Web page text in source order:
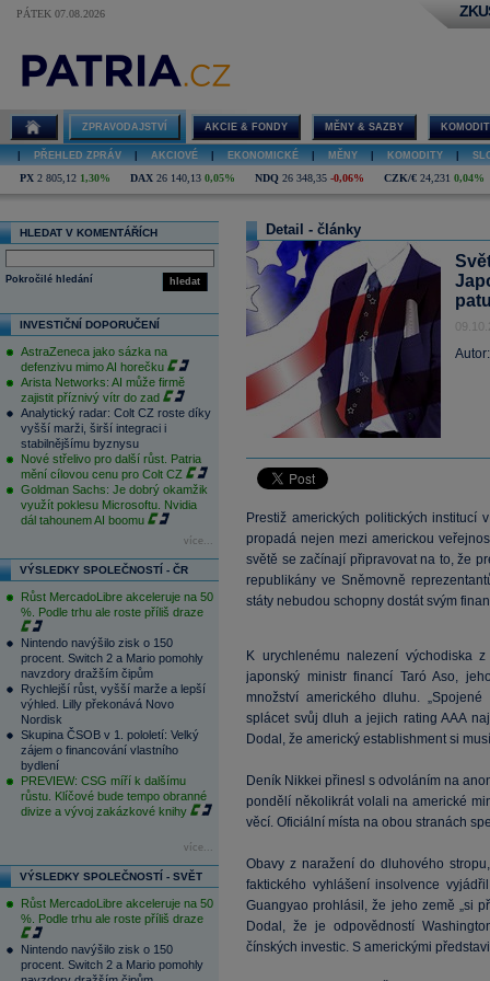
PÁTEK 07.08.2026
ZPRAVODAJSTVÍ AKCIE & FONDY MĚNY & SAZBY
PŘEHLED ZPRÁV AKCIOVÉ EKONOMICKÉ MĚNY KOMODITY
PX 2 805,12 1,30% DAX 26 140,13 0,05% NDQ 26 348,35 -0,06% CZK/€ 24,231 0,04%
HLEDAT V KOMENTÁŘÍCH
hledat
Pokročilé hledání
INVESTIČNÍ DOPORUČENÍ
AstraZeneca jako sázka na
defenzivu mimo AI horečku
Arista Networks: AI může firmě
zajistit příznivý vítr do zad
Analytický radar: Colt CZ roste díky
vyšší marži, širší integraci i
stabilnějšímu byznysu
Nové střelivo pro další růst. Patria
mění cílovou cenu pro Colt CZ
Goldman Sachs: Je dobrý okamžik
využít poklesu Microsoftu. Nvidia
dál tahounem AI boomu
více...
VÝSLEDKY SPOLEČNOSTÍ - ČR
Růst MercadoLibre akceleruje na 50
%. Podle trhu ale roste příliš draze
Nintendo navýšilo zisk o 150
procent. Switch 2 a Mario pomohly
navzdory dražším čipům
Rychlejší růst, vyšší marže a lepší
výhled. Lilly překonává Novo
Nordisk
Skupina ČSOB v 1. pololetí: Velký
zájem o financování vlastního
bydlení
PREVIEW: CSG míří k dalšímu
růstu. Klíčové bude tempo obranné
divize a vývoj zakázkové knihy
více...
VÝSLEDKY SPOLEČNOSTÍ - SVĚT
Růst MercadoLibre akceleruje na 50
%. Podle trhu ale roste příliš draze
Nintendo navýšilo zisk o 150
procent. Switch 2 a Mario pomohly
Detail - články
Prestiž amerických politických
propadá nejen mezi americkou
světě se začínají připravovat na to, že
republikány ve Sněmovně
státy nebudou schopny dostát svým
K urychlenému nalezení východiska
japonský ministr financí Taró Aso,
množství amerického dluhu.
splácet svůj dluh a jejich rating AAA
Dodal, že americký establishment si
Deník Nikkei přinesl s odvoláním na
pondělí několikrát volali na americké
věcí. Oficiální místa na obou stranách
Obavy z naražení do dluhového
faktického vyhlášení insolvence
Guangyao prohlásil, že jeho země „si
Dodal, že je odpovědností
čínských investic. S americkými